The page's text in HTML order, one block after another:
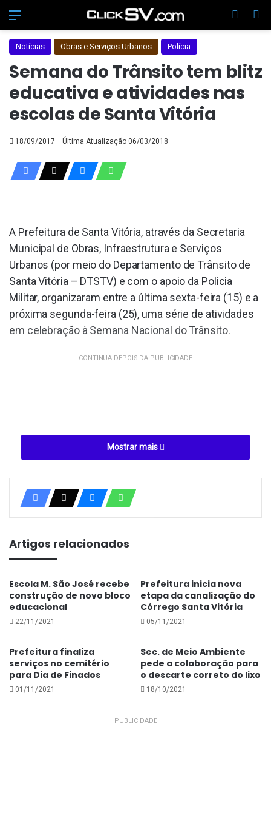
Notícias Obras e Serviços Urbanos Polícia
Semana do Trânsito tem blitz
educativa e atividades nas
escolas de Santa Vitória
18/09/2017 Última Atualização 06/03/2018
A Prefeitura de Santa Vitória, através da Secretaria
Municipal de Obras, Infraestrutura e Serviços
Urbanos (por meio do Departamento de Trânsito de
Santa Vitória – DTSTV) e com o apoio da Policia
Militar, organizaram entre a última sexta-feira (15) e a
próxima segunda-feira (25), uma série de atividades
em celebração à Semana Nacional do Trânsito.
CONTINUA DEPOIS DA PUBLICIDADE
Atividades como palestra nas escolas, blitz educativa
e entrega de materiais de conscientização no
[justified_image_grid preset=c3
ids=10936,10937,10938,10939,10940,10941,10942,1
A ideia, segundo o secretário de Obras, Infraestrutura
Mostrar mais
Artigos relacionados
Escola M. São José recebe
construção de novo bloco
educacional
22/11/2021
Prefeitura inicia nova
etapa da canalização do
Córrego Santa Vitória
05/11/2021
Prefeitura finaliza
serviços no cemitério
para Dia de Finados
01/11/2021
Sec. de Meio Ambiente
pede a colaboração para
o descarte correto do lixo
18/10/2021
PUBLICIDADE